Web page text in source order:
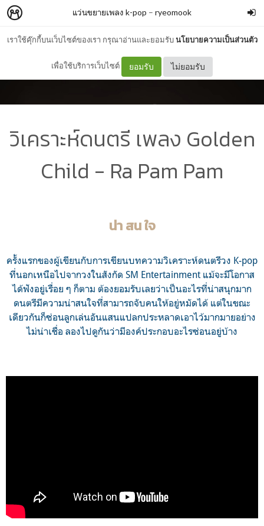
เราใช้คุ๊กกี้บนเว็บไซต์ของเรา กรุณาอ่านและยอมรับนโยบายความเป็นส่วนตัว
เพื่อใช้บริการเว็บไซต์ ยอมรับ ไม่ยอมรับ
แว่นขยายเพลง k-pop – ryeomook
วิเคราะห์ดนตรี เพลง Golden
Child - Ra Pam Pam
น่า สน ใจ
ครั้งแรกของผู้เขียนกับการเขียนบทความวิเคราะห์ดนตรีวง K-pop
ที่นอกเหนือไปจากวงในสังกัด SM Entertainment แม้จะมีโอกาส
ได้ฟังอยู่เรื่อย ๆ ก็ตาม ต้องยอมรับเลยว่าเป็นอะไรที่น่าสนุกมาก
ดนตรีมีความน่าสนใจที่สามารถจับคนให้อยู่หมัดได้ แต่ในขณะ
เดียวกันก็ซ่อนลูกเล่นอันแสนแปลกประหลาดเอาไว้มากมายอย่าง
ไม่น่าเชื่อ ลองไปดูกันว่ามีองค์ประกอบอะไรซ่อนอยู่บ้าง